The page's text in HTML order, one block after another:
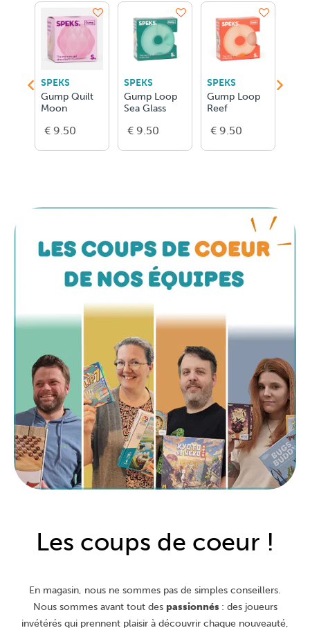
SPEKS
Gump Quilt
Moon
€ 9.50
SPEKS
Gump Loop
Sea Glass
€ 9.50
SPEKS
Gump Loop
Reef
€ 9.50
Les coups de coeur !
En magasin, nous ne sommes pas de simples conseillers.
Nous sommes avant tout des passionnés : des joueurs
invétérés qui prennent plaisir à découvrir chaque nouveauté,